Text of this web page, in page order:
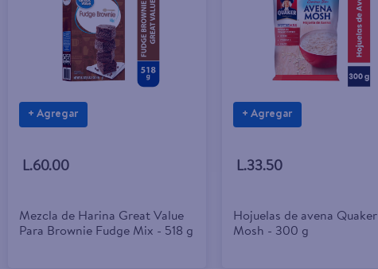
+ Agregar
L.60.00
Mezcla de Harina Great Value
Para Brownie Fudge Mix - 518 g
+ Agregar
L.33.50
Hojuelas de avena Quaker
Mosh - 300 g